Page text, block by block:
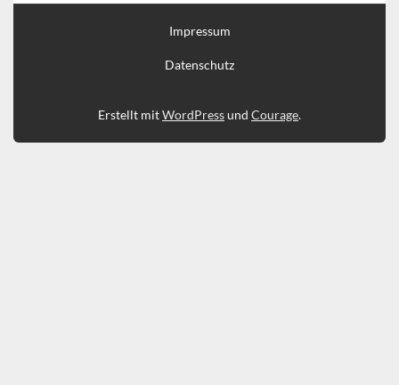
Impressum
Datenschutz
Erstellt mitWordPressund Courage.